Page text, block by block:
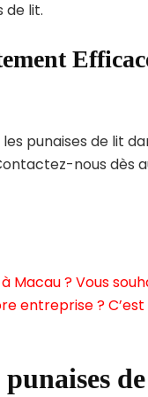
de lit.
punaises de lit
nous dès
Macau ? Vous
entreprise ? C’est